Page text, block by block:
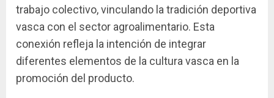
trabajo colectivo, vinculando la tradición deportiva
vasca con el sector agroalimentario. Esta
conexión refleja la intención de integrar
diferentes elementos de la cultura vasca en la
promoción del producto.